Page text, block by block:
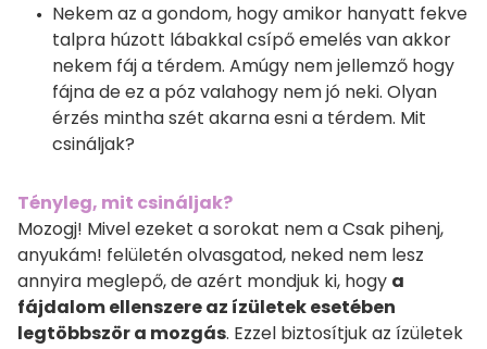
Nekem az a gondom, hogy amikor hanyatt fekve
talpra húzott lábakkal csípő emelés van akkor
nekem fáj a térdem. Amúgy nem jellemző hogy
fájna de ez a póz valahogy nem jó neki. Olyan
érzés mintha szét akarna esni a térdem. Mit
csináljak?
Tényleg, mit csináljak?
Mozogj! Mivel ezeket a sorokat nem a Csak pihenj,
anyukám! felületén olvasgatod, neked nem lesz
annyira meglepő, de azért mondjuk ki, hogy a
fájdalom ellenszere az ízületek esetében
legtöbbször a mozgás. Ezzel biztosítjuk az ízületek